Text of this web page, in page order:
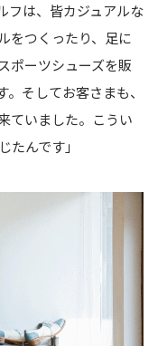
フは、皆カジュアルな
をつくったり、足に
ポーツシューズを販
そしてお客さまも、
ていました。こうい
んです」